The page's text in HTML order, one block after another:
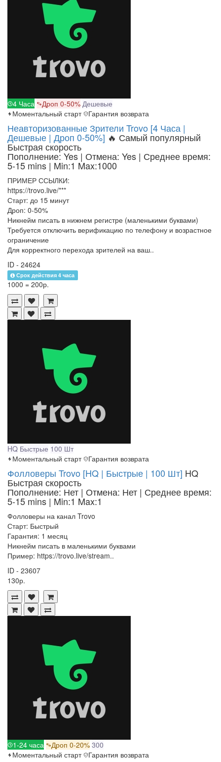
4 Часа Дроп 0-50% Дешевые
Моментальный старт
Гарантия возврата
Неавторизованные Зрители Trovo [4 Часа |
Дешевые | Дроп 0-50%] 🔥 Самый популярный
Быстрая скорость
Пополнение: Yes | Отмена: Yes | Среднее время:
5-15 mins | Min:1 Max:1000
ПРИМЕР ССЫЛКИ:
https://trovo.live/***
Старт: до 15 минут
Дроп: 0-50%
Никнейм писать в нижнем регистре (маленькими буквами)
Требуется отключить верификацию по телефону и возрастное
ограничение
Для корректного перехода зрителей на ваш..
ID - 24624
Срок действия 4 часа
1000 = 200р.
HQ Быстрые 100 Шт
Моментальный старт
Гарантия возврата
Фолловеры Trovo [HQ | Быстрые | 100 Шт] HQ
Быстрая скорость
Пополнение: Нет | Отмена: Нет | Среднее время:
5-15 mins | Min:1 Max:1
Фолловеры на канал Trovo
Старт: Быстрый
Гарантия: 1 месяц
Никнейм писать в маленькими буквами
Пример: https://trovo.live/stream..
ID - 23607
130р.
1-24 часа Дроп 0-20% 300
Моментальный старт
Гарантия возврата